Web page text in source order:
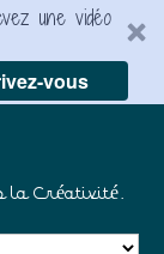
une vidéo
vous
la Créativité.